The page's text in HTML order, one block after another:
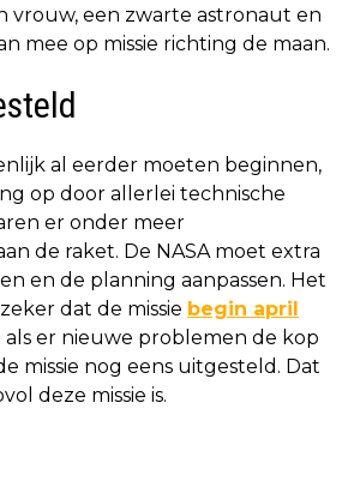
vrouw, een zwarte astronaut en
mee op missie richting de maan.
al eerder moeten beginnen,
op door allerlei technische
er onder meer
de raket. De NASA moet extra
en de planning aanpassen. Het
dat de missie begin april
er nieuwe problemen de kop
missie nog eens uitgesteld. Dat
deze missie is.